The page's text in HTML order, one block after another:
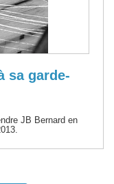
sa garde-
JB Bernard en